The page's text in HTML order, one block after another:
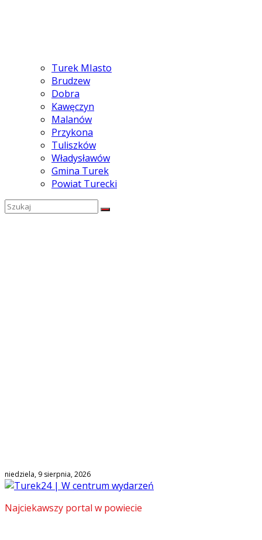
Turek MIasto
Brudzew
Dobra
Kawęczyn
Malanów
Przykona
Tuliszków
Władysławów
Gmina Turek
Powiat Turecki
niedziela, 9 sierpnia, 2026
Najciekawszy portal w powiecie